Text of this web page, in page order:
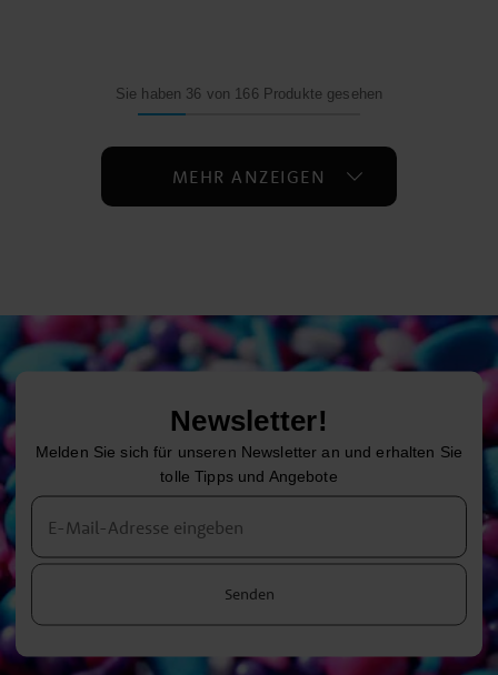
Sie haben 36 von 166 Produkte gesehen
MEHR ANZEIGEN
Newsletter!
Melden Sie sich für unseren Newsletter an und erhalten Sie
tolle Tipps und Angebote
Senden